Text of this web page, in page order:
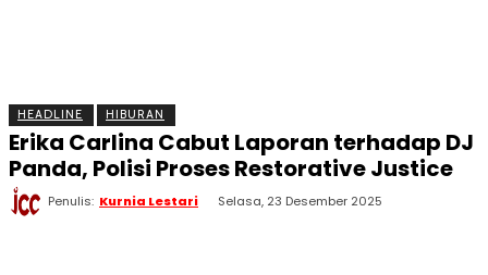
HEADLINE HIBURAN
Erika Carlina Cabut Laporan terhadap DJ
Panda, Polisi Proses Restorative Justice
Penulis: Kurnia Lestari Selasa, 23 Desember 2025